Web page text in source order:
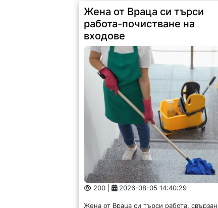
Жена от Враца си търси
работа-почистване на
входове
200 | 2026-08-05 14:40:29
Жена от Враца си търси работа,